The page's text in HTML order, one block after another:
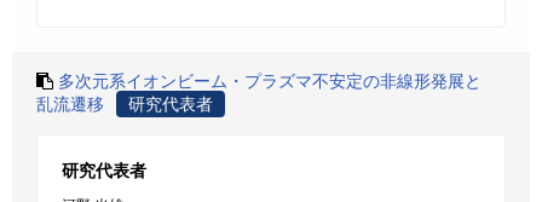
多次元系イオンビーム・プラズマ不安定の非線形発展と
乱流遷移
研究代表者
研究代表者